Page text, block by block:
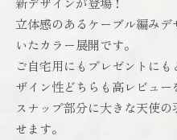
立体感のあるケーブル編み
いたカラー展開です。
ご自宅用にもプレゼントに
ザイン性どちらも高レビュー
スナップ部分に大きな天使
せます。